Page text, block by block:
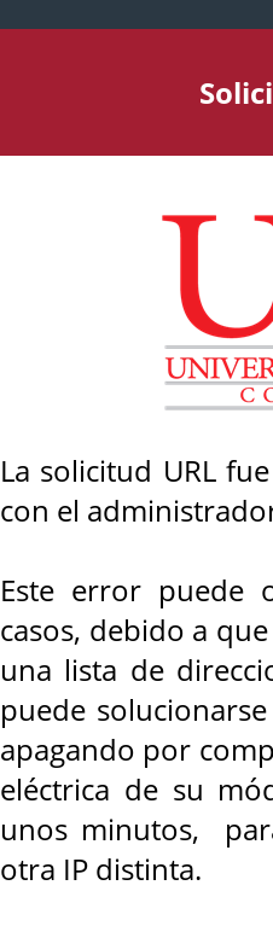
La solicitud URL
con el
Este error puede
casos, debido a
una lista de
puede
apagando por
eléctrica de su
unos minutos,
otra IP distinta.